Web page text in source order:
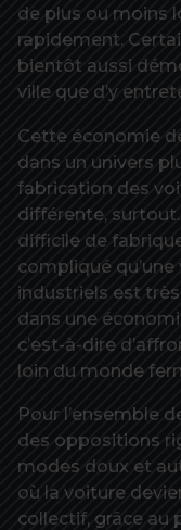
de plus ou moins
rapidement.
bientôt aussi
ville que d’y
Cette économie
dans un univers
fabrication des
différente,
difficile de
compliqué
industriels est
dans une
c’est-à-dire
loin du monde
Pour l’ensemble
des oppositions
modes doux et
où la voiture
collectif, grâce au